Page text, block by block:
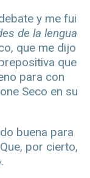
y me fui
de la lengua
que me dijo
que
para con
Seco en su
buena para
por cierto,